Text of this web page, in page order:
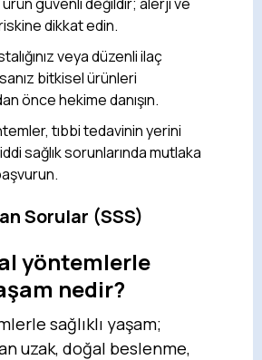
dikkat edin.
veya düzenli ilaç
bitkisel ürünleri
önce hekime danışın.
tıbbi tedavinin yerini
sağlık sorunlarında mutlaka
Sorular (SSS)
yöntemlerle
nedir?
sağlıklı yaşam;
uzak, doğal beslenme,